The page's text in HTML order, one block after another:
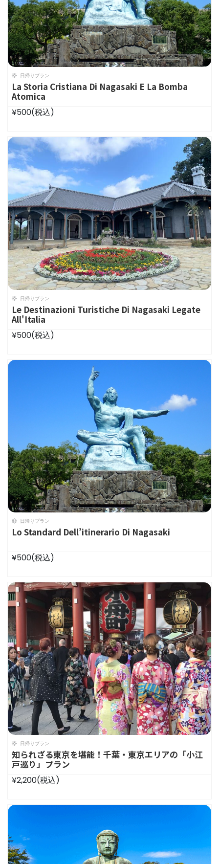
日帰りプラン
La Storia Cristiana Di Nagasaki E La Bomba
Atomica
¥500(税込)
日帰りプラン
Le Destinazioni Turistiche Di Nagasaki Legate
All'Italia
¥500(税込)
日帰りプラン
Lo Standard Dell’itinerario Di Nagasaki
¥500(税込)
日帰りプラン
知られざる東京を堪能！千葉・東京エリアの「小江
戸巡り」プラン
¥2,200(税込)